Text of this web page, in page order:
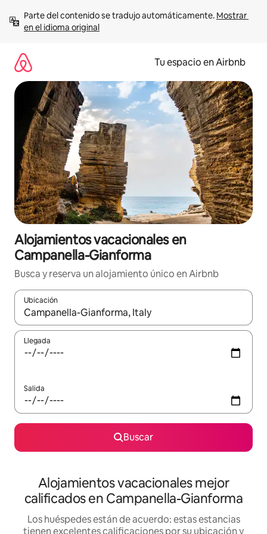
contenido
Parte del contenido se tradujo automáticamente. Mostrar
en el idioma original
Tu espacio en Airbnb
Alojamientos vacacionales en
Campanella-Gianforma
Busca y reserva un alojamiento único en Airbnb
Ubicación
Cuando los resultados estén disponibles, podrás navegar
Llegada
Salida
Buscar
Alojamientos vacacionales mejor
calificados en Campanella-Gianforma
Los huéspedes están de acuerdo: estas estancias
tienen excelentes calificaciones por su ubicación y